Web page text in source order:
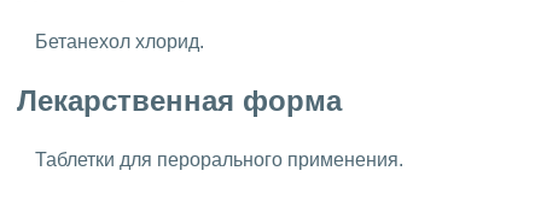
Бетанехол хлорид.
Лекарственная форма
Таблетки для перорального применения.